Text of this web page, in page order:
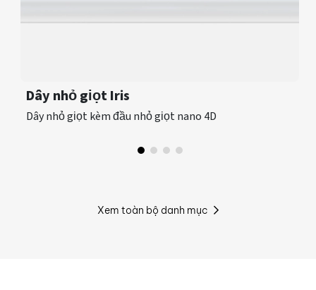
Dây nhỏ giọt Iris
Dây nhỏ giọt kèm đầu nhỏ giọt nano 4D
Xem toàn bộ danh mục